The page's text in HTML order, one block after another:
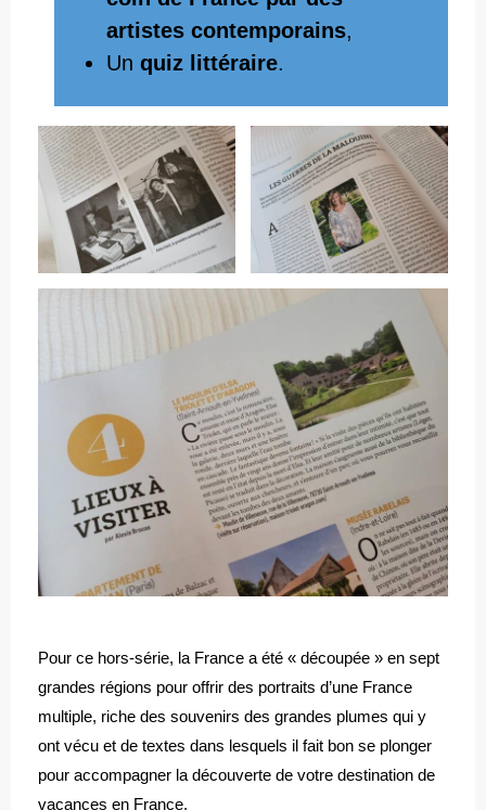
artistes contemporains,
Un quiz littéraire.
Pour ce hors-série, la France a été « découpée » en sept
grandes régions pour offrir des portraits d’une France
multiple, riche des souvenirs des grandes plumes qui y
ont vécu et de textes dans lesquels il fait bon se plonger
pour accompagner la découverte de votre destination de
vacances en France.